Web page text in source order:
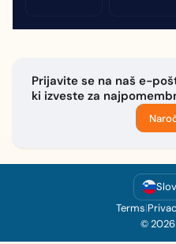
Prijavite se na naš e-
ki izveste za
Terms|
© 2026